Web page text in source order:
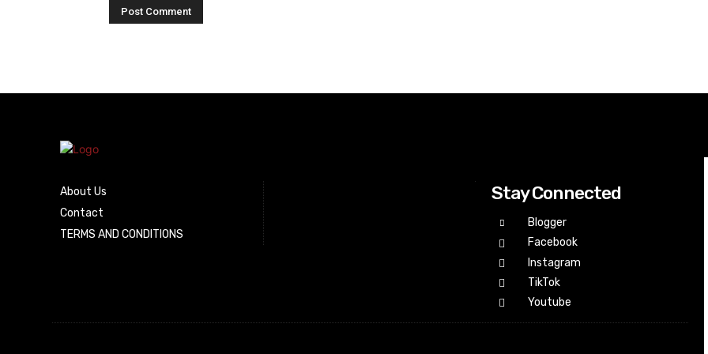
About Us
Contact
TERMS AND CONDITIONS
Stay Connected
Blogger
Facebook
Instagram
TikTok
Youtube